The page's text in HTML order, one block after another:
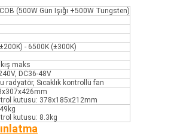
(500W Gün Işığı +500W Tungsten)
- 6500K (±300K)
maks
DC36-48V
radyatör, Sıcaklık kontrollü fan
kutusu: 378x185x212mm
kutusu: 8.3kg